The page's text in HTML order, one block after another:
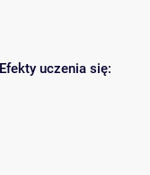
Efekty uczenia się: